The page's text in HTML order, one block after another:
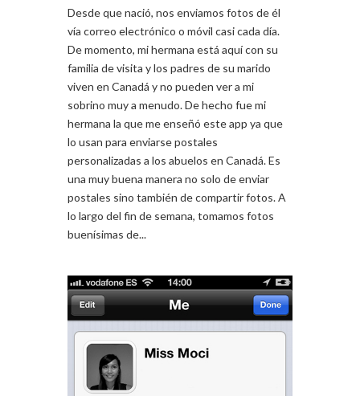
Desde que nació, nos enviamos fotos de él
vía correo electrónico o móvil casi cada día.
De momento, mi hermana está aquí con su
familia de visita y los padres de su marido
viven en Canadá y no pueden ver a mi
sobrino muy a menudo. De hecho fue mi
hermana la que me enseñó este app ya que
lo usan para enviarse postales
personalizadas a los abuelos en Canadá. Es
una muy buena manera no solo de enviar
postales sino también de compartir fotos. A
lo largo del fin de semana, tomamos fotos
buenísimas de...